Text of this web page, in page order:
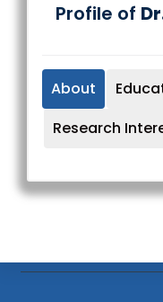
Profile of
About
Research